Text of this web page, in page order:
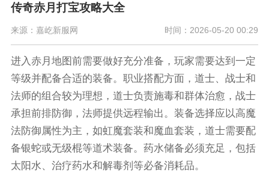
传奇赤月打宝攻略大全
来源：嘉屹新服网 时间：2026-05-20 00:29
进入赤月地图前需要做好充分准备，玩家需要达到一定
等级并配备合适的装备。职业搭配方面，道士、战士和
法师的组合较为理想，道士负责施毒和群体治愈，战士
承担前排防御，法师提供远程输出。装备选择应以高魔
法防御属性为主，如虹魔套装和魔血套装，道士需要配
备银蛇或无级棍等道术装备。药水储备必须充足，包括
太阳水、治疗药水和解毒剂等必备消耗品。